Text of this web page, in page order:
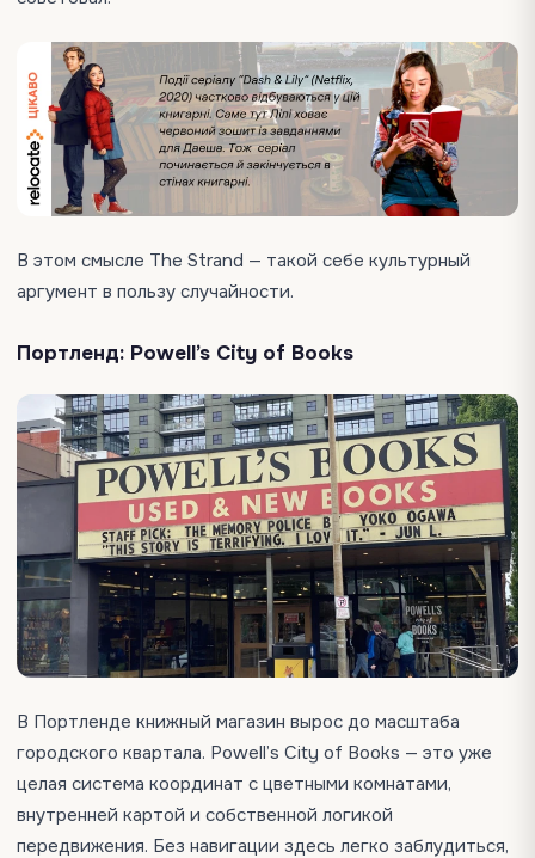
В этом смысле The Strand — такой себе культурный
аргумент в пользу случайности.
Портленд: Powell’s City of Books
В Портленде книжный магазин вырос до масштаба
городского квартала. Powell’s City of Books — это уже
целая система координат с цветными комнатами,
внутренней картой и собственной логикой
передвижения. Без навигации здесь легко заблудиться,